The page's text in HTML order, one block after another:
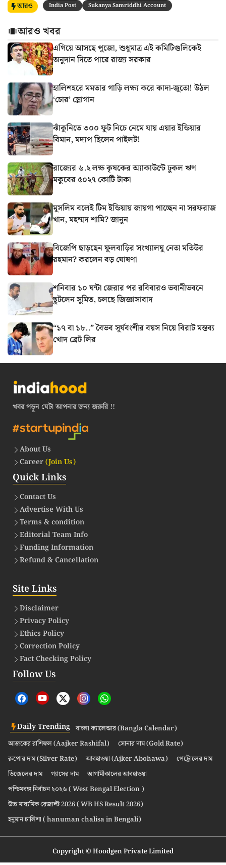
আরও India Post Sukanya Samriddhi Account
আরও খবর
এগিয়ে আসছে পুজো, শুধুমাত্র এই কমিটিগুলিকেই
অনুদান দিতে পারে রাজ্য সরকার
হালিশহরে মমতার গাড়ি লক্ষ্য করে কাদা-জুতো! উঠল
‘চোর’ স্লোগান
ঝাঁকুনিতে ৩০০ ফুট নিচে নেমে যায় এয়ার ইন্ডিয়ার
বিমান, মদ্যপ ছিলেন পাইলট!
রাজ্যের ৬.২ লক্ষ কৃষকের অ্যাকাউন্টে ঢুকল ঋণ
মকুবের ৫০২৭ কোটি টাকা
মুসলিম বলেই টিম ইন্ডিয়ায় জায়গা পাচ্ছেন না সরফরাজ
খান, মহম্মদ শামি? জানুন
বিজেপি ছাড়ছেন ফুলবাড়ির সংখ্যালঘু নেতা মতিউর
রহমান? করলেন বড় ঘোষণা
শনিবার ১০ ঘন্টা জেরার পর রবিবারও ভবানীভবনে
ছুটলেন সুমিত, চলছে জিজ্ঞাসাবাদ
“১৭ বা ১৮..” বৈভব সূর্যবংশীর বয়স নিয়ে বিরাট মন্তব্য
খোদ ব্রেট লির
খবর পড়ুন যেটা আপনার জন্য জরুরি !!
About Us
Career(Join Us)
Quick Links
Contact Us
Advertise With Us
Terms & condition
Editorial Team Info
Funding Information
Refund & Cancellation
Site Links
Disclaimer
Privacy Policy
Ethics Policy
Correction Policy
Fact Checking Policy
Follow Us
Daily Trending বাংলা ক্যালেন্ডার (Bangla Calendar)
আজকের রাশিফল (Aajker Rashifal)
সোনার দাম (Gold Rate)
রুপোর দাম (Silver Rate)
আবহাওয়া (Ajker Abohawa)
পেট্রোলের দাম
ডিজেলের দাম
গ্যাসের দাম
আগামীকালের আবহাওয়া
পশ্চিমবঙ্গ নির্বাচন ২০২৬ ( West Bengal Election )
উচ্চ মাধ্যমিক রেজাল্ট 2026 ( WB HS Result 2026)
হনুমান চালিশা ( hanuman chalisa in Bengali)
Copyright © Hoodgen Private Limited